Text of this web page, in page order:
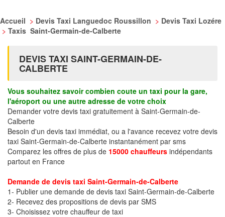
Accueil > Devis Taxi Languedoc Roussillon > Devis Taxi Lozére
> Taxis Saint-Germain-de-Calberte
DEVIS TAXI SAINT-GERMAIN-DE-
CALBERTE
Vous souhaitez savoir combien coute un taxi pour la gare,
l'aéroport ou une autre adresse de votre choix
Demander votre devis taxi gratuitement à Saint-Germain-de-
Calberte
Besoin d'un devis taxi immédiat, ou a l'avance recevez votre devis
taxi Saint-Germain-de-Calberte instantanément par sms
Comparez les offres de plus de 15000 chauffeurs indépendants
partout en France
Demande de devis taxi Saint-Germain-de-Calberte
1- Publier une demande de devis taxi Saint-Germain-de-Calberte
2- Recevez des propositions de devis par SMS
3- Choisissez votre chauffeur de taxi